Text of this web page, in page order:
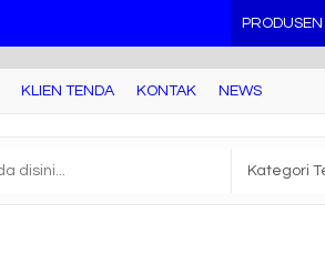
KLIEN TENDA KONTAK NEWS